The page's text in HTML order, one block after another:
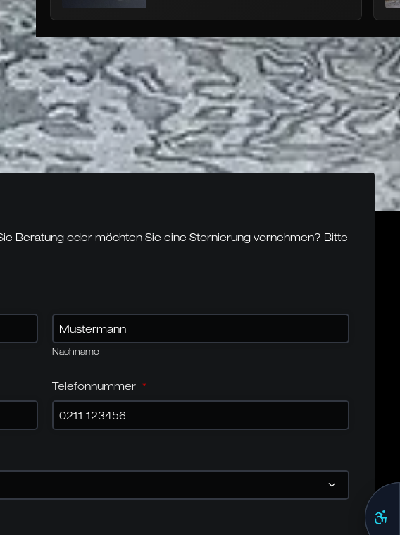
Beratung oder möchten Sie eine Stornierung vornehmen? Bitte
Nachname
Telefonnummer *